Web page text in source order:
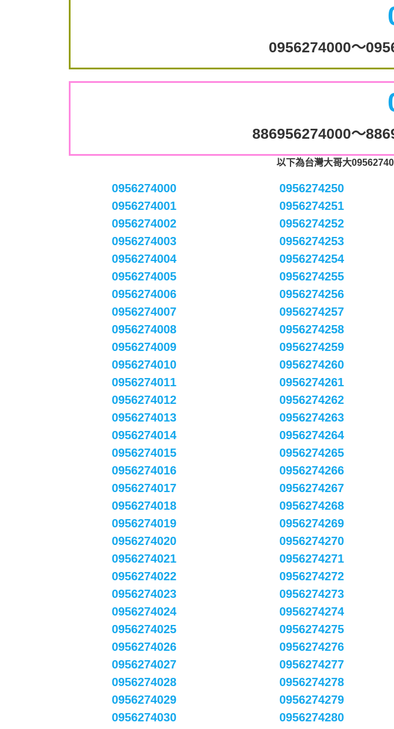
0956274000～
886956274000～
以下為台灣大哥大
0956274000
0956274001
0956274002
0956274003
0956274004
0956274005
0956274006
0956274007
0956274008
0956274009
0956274010
0956274011
0956274012
0956274013
0956274014
0956274015
0956274016
0956274017
0956274018
0956274019
0956274020
0956274021
0956274022
0956274023
0956274024
0956274025
0956274026
0956274027
0956274028
0956274029
0956274030
0956274250
0956274251
0956274252
0956274253
0956274254
0956274255
0956274256
0956274257
0956274258
0956274259
0956274260
0956274261
0956274262
0956274263
0956274264
0956274265
0956274266
0956274267
0956274268
0956274269
0956274270
0956274271
0956274272
0956274273
0956274274
0956274275
0956274276
0956274277
0956274278
0956274279
0956274280